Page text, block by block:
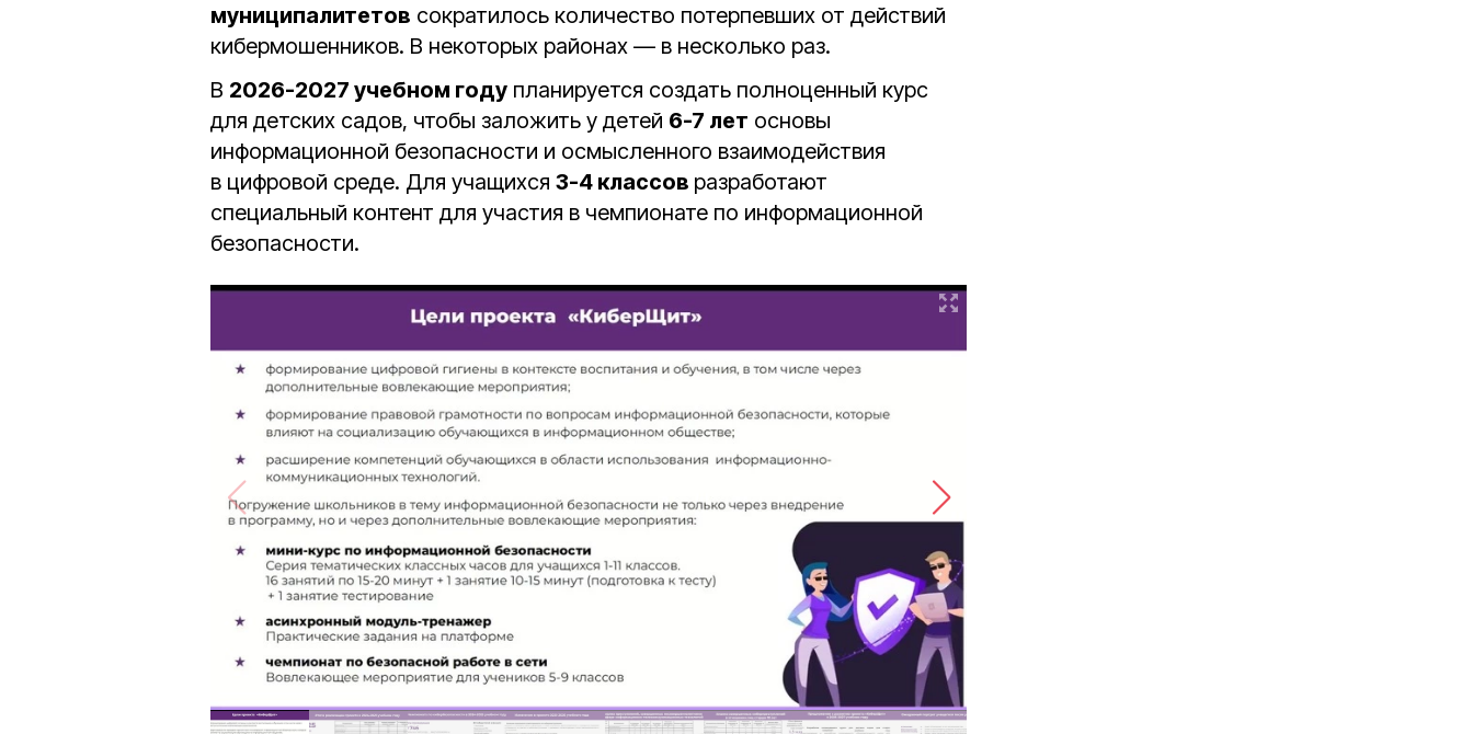
муниципалитетов сократилось количество потерпевших от действий
кибермошенников. В некоторых районах — в несколько раз.
В 2026-2027 учебном году планируется создать полноценный курс
для детских садов, чтобы заложить у детей 6-7 лет основы
информационной безопасности и осмысленного взаимодействия
в цифровой среде. Для учащихся 3-4 классов разработают
специальный контент для участия в чемпионате по информационной
безопасности.